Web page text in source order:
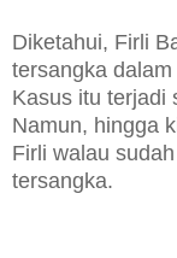
Diketahui, Firli
tersangka
Kasus itu terjadi
Namun, hingga
Firli walau
tersangka.